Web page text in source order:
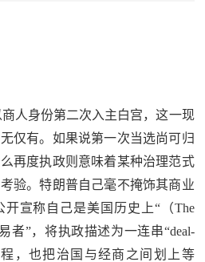
人身份第二次入主白宫，这一现
仅有。如果说第一次当选尚可归
再度执政则意味着某种治理范式
验。特朗普自己毫不掩饰其商业
宣称自己是美国历史上“（The
者”，将执政描述为一连串“deal-
，也把治国与经商之间划上等